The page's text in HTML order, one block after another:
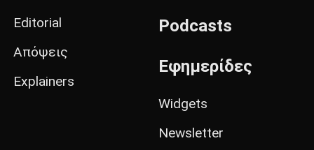
Editorial
Απόψεις
Explainers
Podcasts
Εφημερίδες
Widgets
Newsletter